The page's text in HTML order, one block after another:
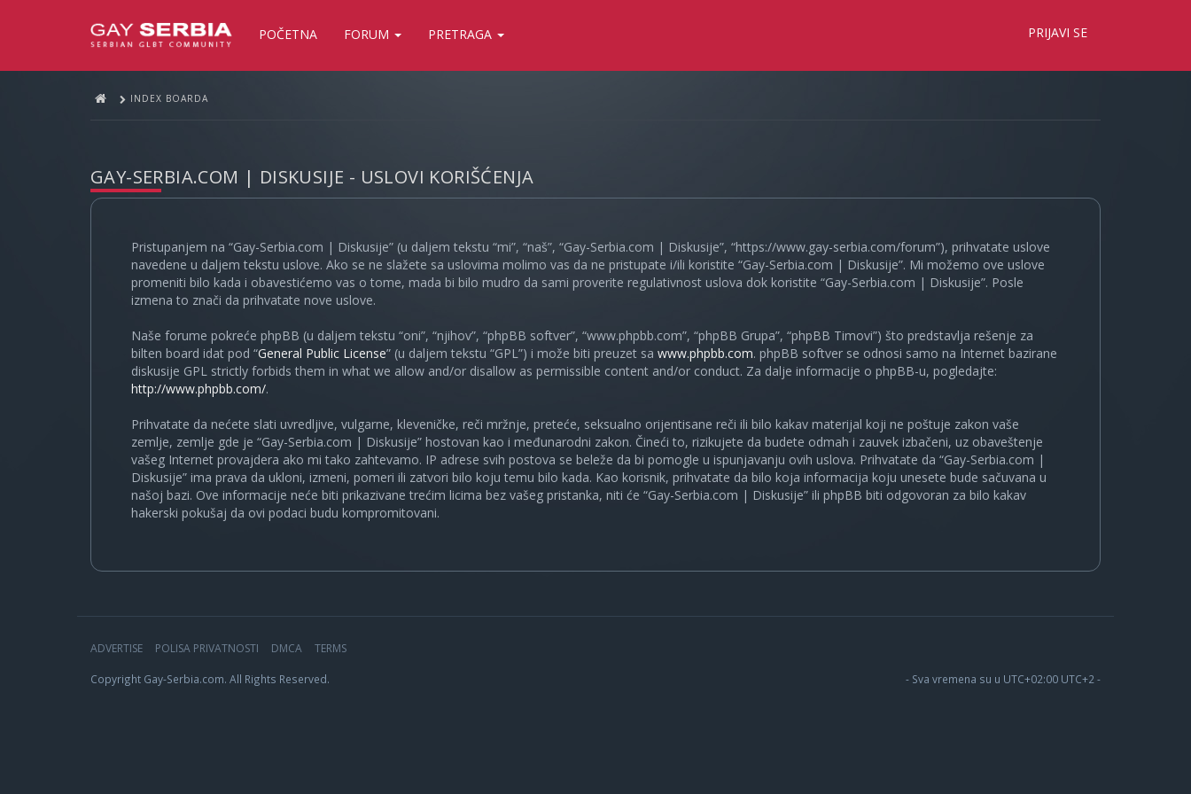
POČETNA FORUM PRETRAGA PRIJAVI SE
INDEX BOARDA
GAY-SERBIA.COM | DISKUSIJE - USLOVI KORIŠĆENJA
Pristupanjem na “Gay-Serbia.com | Diskusije” (u daljem tekstu “mi”, “naš”, “Gay-Serbia.com | Diskusije”, “https://www.gay-serbia.com/forum”), prihvatate uslove
navedene u daljem tekstu uslove. Ako se ne slažete sa uslovima molimo vas da ne pristupate i/ili koristite “Gay-Serbia.com | Diskusije”. Mi možemo ove uslove
promeniti bilo kada i obavestićemo vas o tome, mada bi bilo mudro da sami proverite regulativnost uslova dok koristite “Gay-Serbia.com | Diskusije”. Posle
izmena to znači da prihvatate nove uslove.
Naše forume pokreće phpBB (u daljem tekstu “oni”, “njihov”, “phpBB softver”, “www.phpbb.com”, “phpBB Grupa”, “phpBB Timovi”) što predstavlja rešenje za
bilten board idat pod “General Public License” (u daljem tekstu “GPL”) i može biti preuzet sa www.phpbb.com. phpBB softver se odnosi samo na Internet bazirane
diskusije GPL strictly forbids them in what we allow and/or disallow as permissible content and/or conduct. Za dalje informacije o phpBB-u, pogledajte:
http://www.phpbb.com/.
Prihvatate da nećete slati uvredljive, vulgarne, kleveničke, reči mržnje, preteće, seksualno orijentisane reči ili bilo kakav materijal koji ne poštuje zakon vaše
zemlje, zemlje gde je “Gay-Serbia.com | Diskusije” hostovan kao i međunarodni zakon. Čineći to, rizikujete da budete odmah i zauvek izbačeni, uz obaveštenje
vašeg Internet provajdera ako mi tako zahtevamo. IP adrese svih postova se beleže da bi pomogle u ispunjavanju ovih uslova. Prihvatate da “Gay-Serbia.com |
Diskusije” ima prava da ukloni, izmeni, pomeri ili zatvori bilo koju temu bilo kada. Kao korisnik, prihvatate da bilo koja informacija koju unesete bude sačuvana u
našoj bazi. Ove informacije neće biti prikazivane trećim licima bez vašeg pristanka, niti će “Gay-Serbia.com | Diskusije” ili phpBB biti odgovoran za bilo kakav
hakerski pokušaj da ovi podaci budu kompromitovani.
ADVERTISE POLISA PRIVATNOSTI DMCA TERMS
Copyright Gay-Serbia.com. All Rights Reserved. - Sva vremena su u UTC+02:00 UTC+2 -